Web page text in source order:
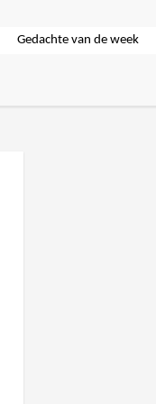
Gedachte van de week